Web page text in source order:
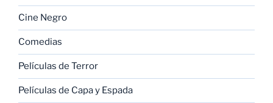
Cine Negro
Comedias
Películas de Terror
Películas de Capa y Espada